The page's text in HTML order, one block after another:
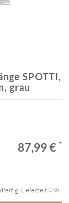
SPOTTI,
grau
87,99 € *
Lieferzeit 48h